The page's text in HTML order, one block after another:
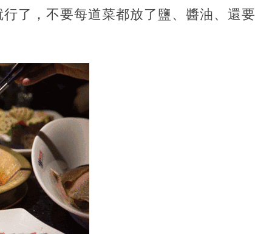
了，不要每道菜都放了鹽、醬油、還要